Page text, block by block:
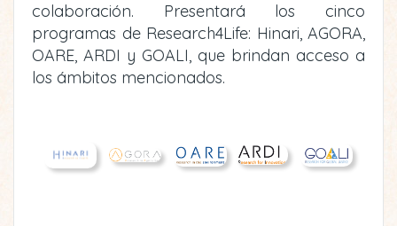
colaboración. Presentará los cinco
programas de Research4Life: Hinari, AGORA,
OARE, ARDI y GOALI, que brindan acceso a
los ámbitos mencionados.